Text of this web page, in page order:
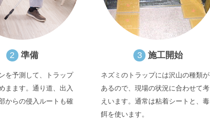
2 準備
を予測して、トラップ
まます。通り道、出入
からの侵入ルートも確
3 施工開始
ネズミのトラップには沢山の種類が
あるので、現場の状況に合わせて考
えいます。通常は粘着シートと、毒
餌を使います。